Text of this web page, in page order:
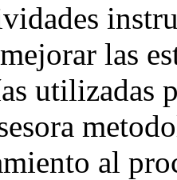
las
utilizadas
al